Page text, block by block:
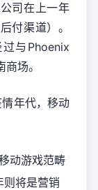
司在上一年
付渠道）。
与Phoenix
场。
年代，移动
动游戏范畴
将是营销